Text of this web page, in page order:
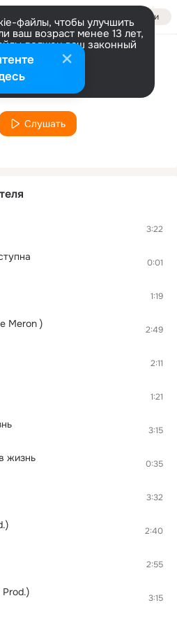
Войти
файлы, чтобы улучшить
ваш возраст менее 13 лет,
должен ваш законный
информации
Настроить
Слушать
3:22
0:01
1:19
Meron ) 2:49
2:11
1:21
3:15
жизнь 0:35
3:32
2:40
2:55
3:15